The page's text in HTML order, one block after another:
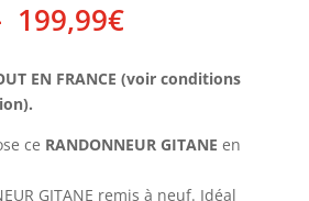
199,99€Plage
de
prix :
190,00€
199,99€
EN FRANCE (voir conditions
ce RANDONNEUR GITANE en
GITANE remis à neuf. Idéal